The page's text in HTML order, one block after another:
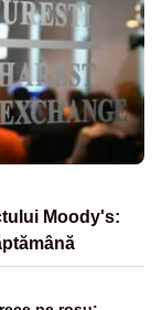
Moody's: